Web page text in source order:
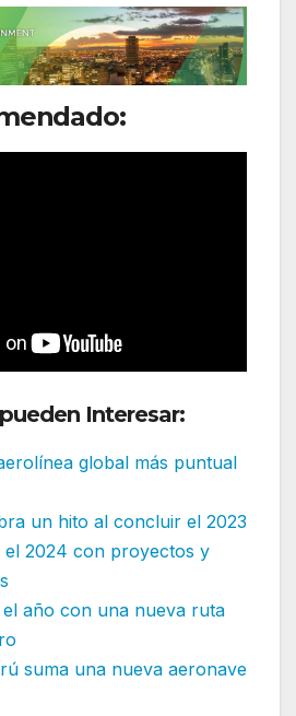
Interesar:
global más puntual
un hito al concluir el 2023
el 2024 con proyectos y
el año con una nueva ruta
suma una nueva aeronave